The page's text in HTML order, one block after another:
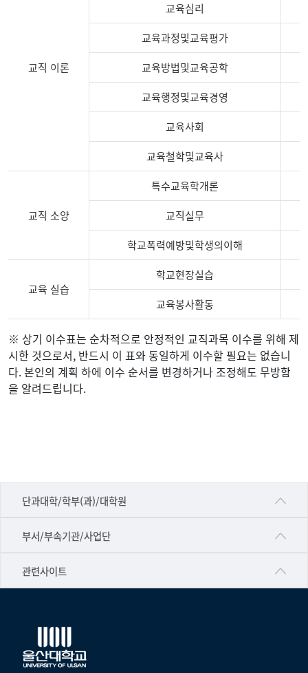
2017
학
년
도
입
교
과
교직 이론
교육심리
교육과정및교육평가
교육방법및교육공학
교육행정및교육경영
교육사회
교육철학및교육사
교직 소양
특수교육학개론
교직실무
학교폭력예방및학생의이해
교육 실습
학교현장실습
교육봉사활동
※ 상기 이수표는 순차적으로 안정적인 교직과목 이수를 위해 제
시한 것으로서, 반드시 이 표와 동일하게 이수할 필요는 없습니
다. 본인의 계획 하에 이수 순서를 변경하거나 조정해도 무방함
을 알려드립니다.
단과대학/학부(과)/대학원
■인문대학
▷국어국문학부
▷일본어·일본학과
▷프랑스어·프랑스학과
▷스페인·중남미학과
부서/부속기관/사업단
공동기기센터
공학교육혁신센터
국제교류처
관련사이트
건강가정지원센터
교수협의회
노동조합
생명윤리위원회